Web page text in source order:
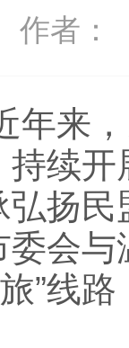
作者：
来，
续开
扬
委会
”线